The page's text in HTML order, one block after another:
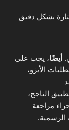
بشكل دقيق
أيضًا، يجب على
الأيزو،
الناجح،
مراجعة
الرسمية.